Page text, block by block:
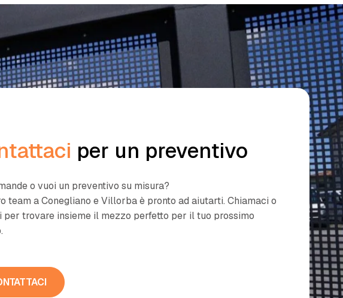
per un preventivo
o vuoi un preventivo su misura?
team a Conegliano e Villorba è pronto ad aiutarti. Chiamaci o
per trovare insieme il mezzo perfetto per il tuo prossimo